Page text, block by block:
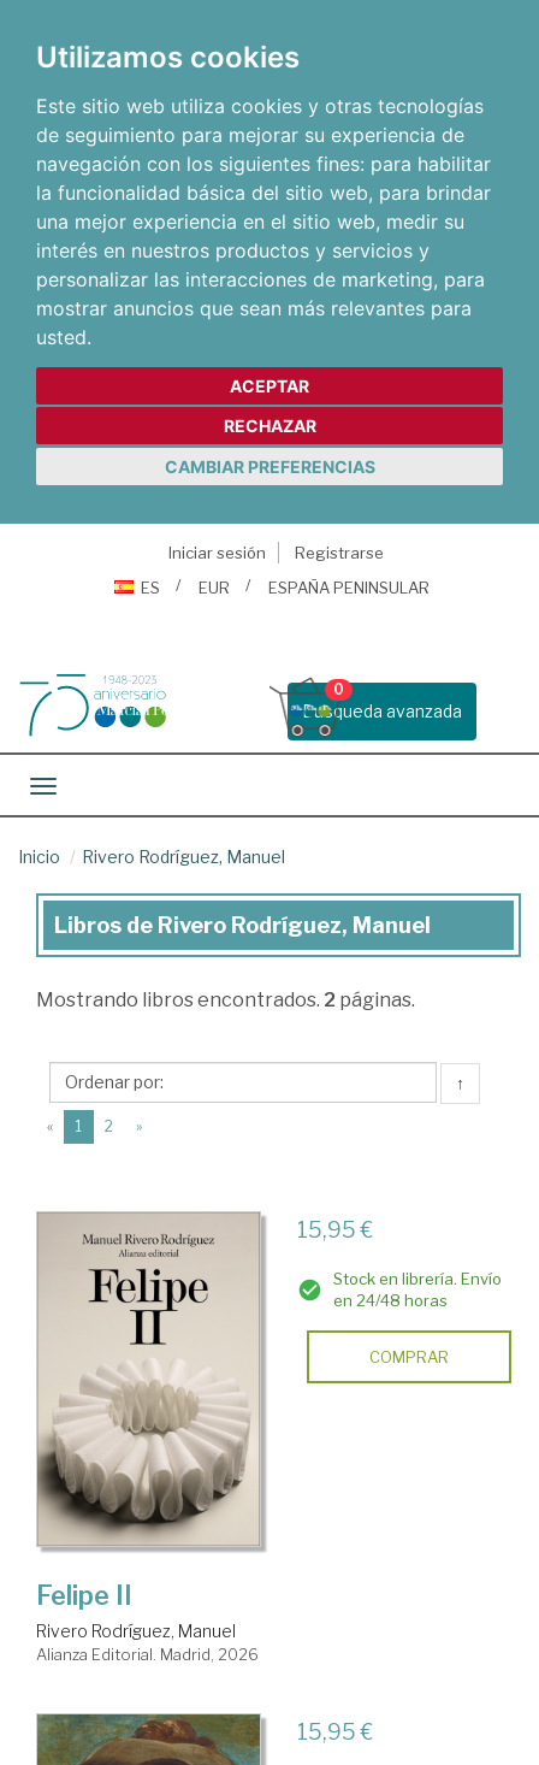
Utilizamos cookies
Este sitio web utiliza cookies y otras tecnologías
de seguimiento para mejorar su experiencia de
navegación con los siguientes fines: para habilitar
la funcionalidad básica del sitio web, para brindar
una mejor experiencia en el sitio web, medir su
interés en nuestros productos y servicios y
personalizar las interacciones de marketing, para
mostrar anuncios que sean más relevantes para
usted.
ACEPTAR
RECHAZAR
CAMBIAR PREFERENCIAS
Iniciar sesión
Registrarse
ES
EUR ESPAÑA PENINSULAR
Busqueda avanzada
0
Toggle navigation
Inicio Rivero Rodríguez, Manuel
Libros
Rivero
Manuel
Libros de Rivero Rodríguez, Manuel
Mostrando libros encontrados. 2 páginas.
↑
« 1 (current)
2 »
15,95 €
Stock en librería. Envío
en 24/48 horas
COMPRAR
Felipe II
Rivero Rodríguez, Manuel
Alianza Editorial. Madrid, 2026
15,95 €